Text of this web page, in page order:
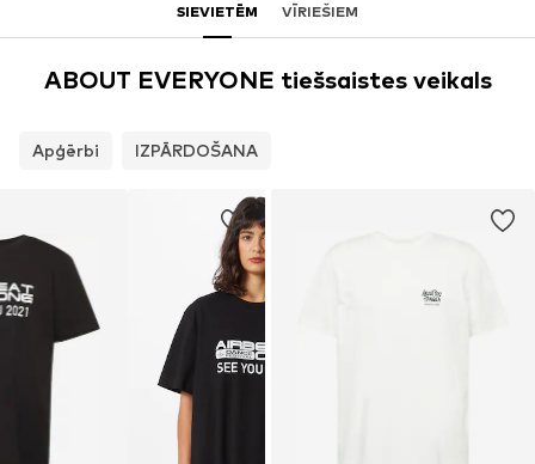
SIEVIETĒM VĪRIEŠIEM
ABOUT EVERYONE tiešsaistes veikals
Apģērbi IZPĀRDOŠANA